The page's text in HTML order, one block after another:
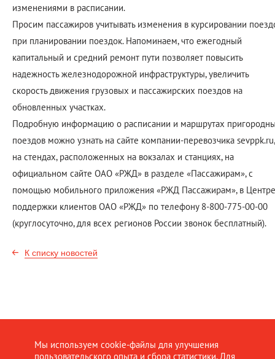
Мы используем cookie-файлы для улучшения
пользовательского опыта и сбора статистики. Для
изменениями в расписании.
Просим пассажиров учитывать изменения в курсировании
при планировании поездок. Напоминаем, что ежегодный
капитальный и средний ремонт пути позволяет повысить
надежность железнодорожной инфраструктуры, увеличить
скорость движения грузовых и пассажирских поездов на
обновленных участках.
Подробную информацию о расписании и маршрутах
поездов можно узнать на сайте компании-перевозчика sevppk.ru,
на стендах, расположенных на вокзалах и станциях, на
официальном сайте ОАО «РЖД» в разделе «Пассажирам», с
помощью мобильного приложения «РЖД Пассажирам», в Центре
поддержки клиентов ОАО «РЖД» по телефону 8-800-775-00-00
(круглосуточно, для всех регионов России звонок бесплатный).
К списку новостей